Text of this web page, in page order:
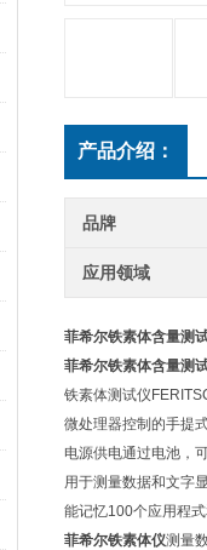
产品介绍：
品牌
应用领域
菲希尔铁素体含量测
菲希尔铁素体含量测
铁素体测试仪
微处理器控制的手提
电源供电通过电池，
用于测量数据和文字
能记忆100个应用程
菲希尔铁素体仪测量